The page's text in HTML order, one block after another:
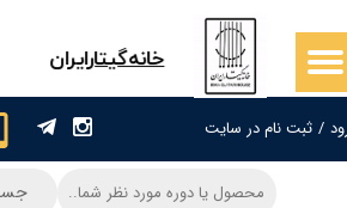
/ ثبت نام در سایت
حساب کاربری من
سفارشات
​خانه‌گیتار‌ایران